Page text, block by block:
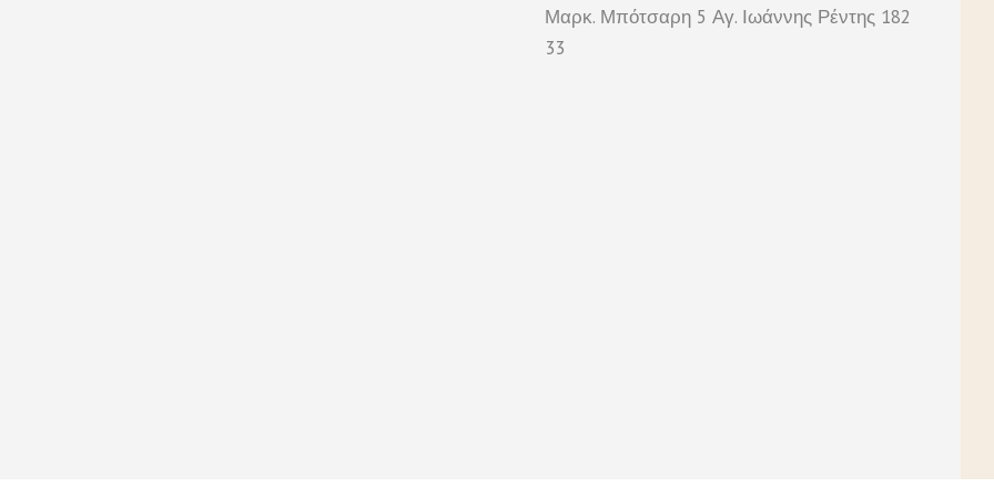
Μαρκ. Μπότσαρη 5 Αγ. Ιωάννης Ρέντης 182
33